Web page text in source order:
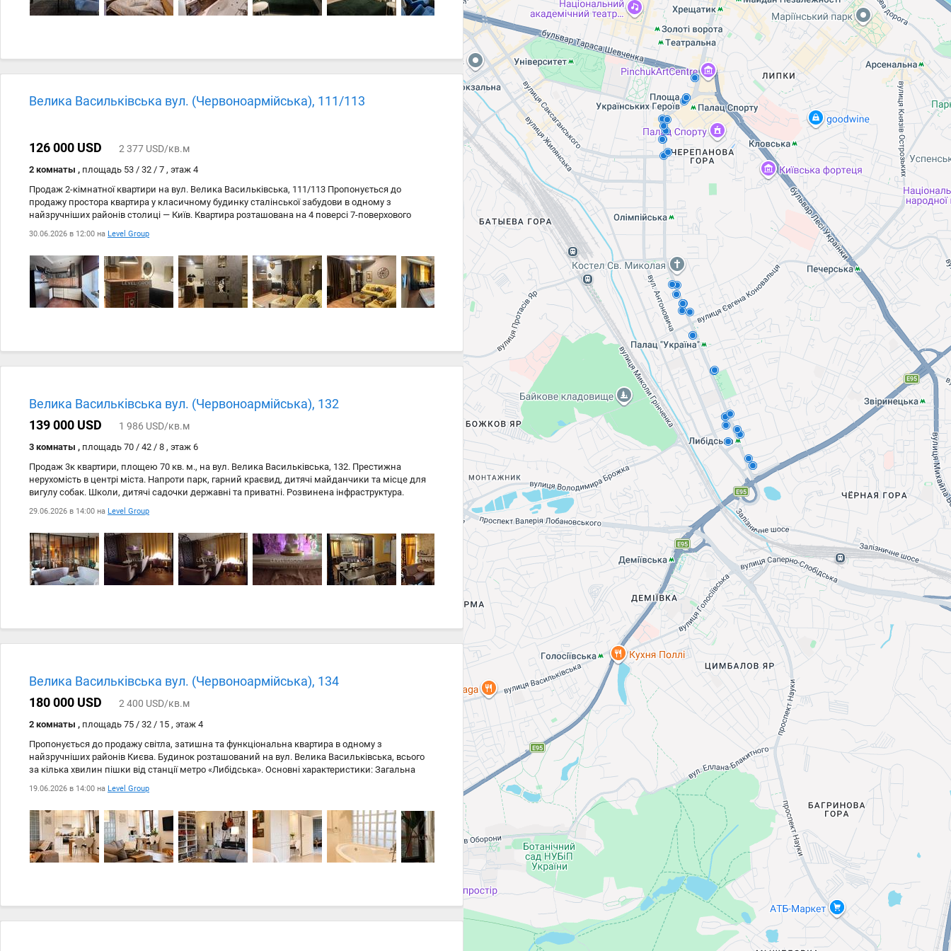
Велика Васильківська вул. (Червоноармійська), 111/113
126 000 USD 2 377 USD/кв.м
2 комнаты , площадь 53 / 32 / 7 , этаж 4
Продаж 2-кімнатної квартири на вул. Велика Васильківська, 111/113 Пропонується до
продажу простора квартира у класичному будинку сталінської забудови в одному з
найзручніших районів столиці — Київ. Квартира розташована на 4 поверсі 7-поверхового
будинку. Загальна площа — 53 м #178;. Висота стелі — 3 метри, що додає відчуття простору та
світла. Будинок із товстими цегляними стінами, що забезпечує хорошу тепло- та
шумоізоляцію. Планування зручне для життя: дві окремі кімнати, вікна виходять на вулицю.
Квартира знаходиться в середині будівлі, що робить її теплою у холодний період. У будинку
працює ліфт. Для гарячої води встановлена газова колонка. Двір закритого типу — вїзд під
шлагбаум, передбачена парковка для мешканців. Локація — одна з головних переваг. Поруч
метро Київський метрополітен, сквер для прогулянок, магазини, банки, ресторації. У пішій
30.06.2026 в 12:00 на Level Group
Велика Васильківська вул. (Червоноармійська), 132
139 000 USD
1 986 USD/кв.м
3 комнаты , площадь 70 / 42 / 8 , этаж 6
Продаж 3к квартири, площею 70 кв. м., на вул. Велика Васильківська, 132. Престижна
нерухомість в центрі міста. Напроти парк, гарний краєвид, дитячі майданчики та місце для
вигулу собак. Школи, дитячі садочки державні та приватні. Розвинена інфраструктура.
Магазини, торгівельний центр Ocean Plaza, Метро Либідьська та Палац Україна 5 хвилин.
Театри, кіно, виставки, спорт зали та стадіони, спортивні та творчі студії для дітей, басейн.
Все в пішій доступності. Культурний центр міста. Дизайнерський ремонт зроблений по
сучасним стандартам. З заміною абсолютно всіх комунікацій. Нові меблі. ЕлектроКамін у
спальні. Тепла підлога в санвузлі. Після ремонту ніхто не жив. Наявність світла, води та
опалення постійно. Укриття в домі. Охороняємий паркінг для мешканців та гостей. Світла
простора, атмосферна квартира для вибагливих господарів.
29.06.2026 в 14:00 на Level Group
Велика Васильківська вул. (Червоноармійська), 134
180 000 USD
2 400 USD/кв.м
2 комнаты , площадь 75 / 32 / 15 , этаж 4
Пропонується до продажу світла, затишна та функціональна квартира в одному з
найзручніших районів Києва. Будинок розташований на вул. Велика Васильківська, всього
за кілька хвилин пішки від станції метро «Либідська». Основні характеристики: Загальна
площа — 75 м #178; Поверх — 4 із 7 Будинок сталінської забудови Високі стелі та великі вікна
Газ Планування: простора кухня-вітальня (студія); господарська спальня; дитяча кімната;
суміжний санвузол з ванною, душовою кабіною, умивальником та туалетом; дві гардеробні,
одна з яких облаштована як пральня та місце для зберігання побутової техніки; великий
засклений балкон, який використовується як повноцінна зона відпочинку та релаксу.
Квартира доглянута та готова до проживання. Майже всі меблі та техніка залишаються
новим власникам. Не входять у продаж особисті речі, меблі з дитячої кімнати, музичні
19.06.2026 в 14:00 на Level Group